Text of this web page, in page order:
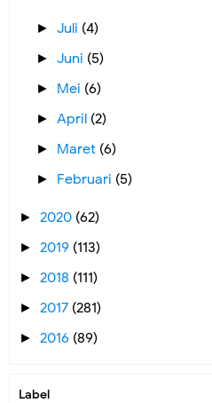
►Juli (4)
►Juni (5)
► Mei (6)
►April (2)
► Maret (6)
► Februari (5)
► 2020 (62)
► 2019 (113)
► 2018 (111)
► 2017 (281)
► 2016 (89)
Label